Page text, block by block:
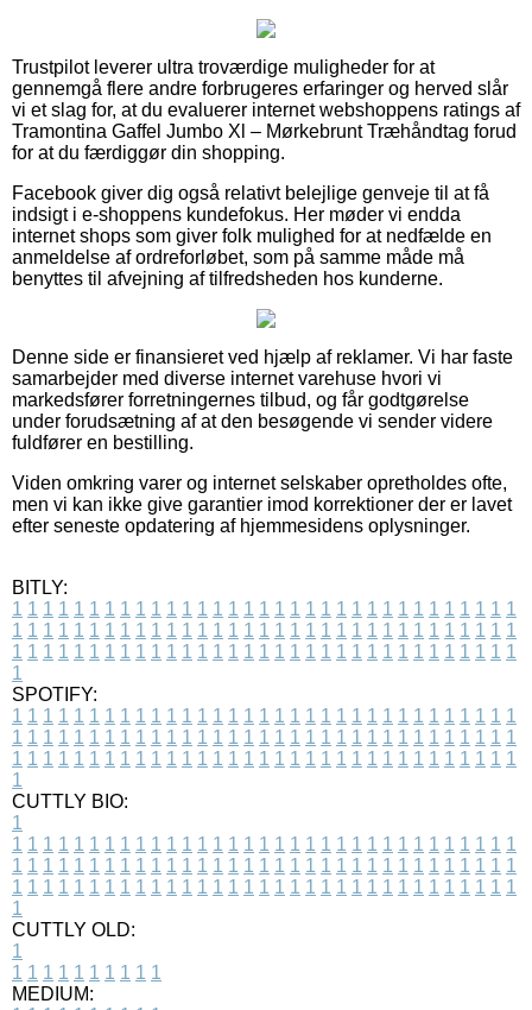
Trustpilot leverer ultra troværdige muligheder for at
gennemgå flere andre forbrugeres erfaringer og herved slår
vi et slag for, at du evaluerer internet webshoppens ratings af
Tramontina Gaffel Jumbo Xl – Mørkebrunt Træhåndtag forud
for at du færdiggør din shopping.
Facebook giver dig også relativt belejlige genveje til at få
indsigt i e-shoppens kundefokus. Her møder vi endda
internet shops som giver folk mulighed for at nedfælde en
anmeldelse af ordreforløbet, som på samme måde må
benyttes til afvejning af tilfredsheden hos kunderne.
Denne side er finansieret ved hjælp af reklamer. Vi har faste
samarbejder med diverse internet varehuse hvori vi
markedsfører forretningernes tilbud, og får godtgørelse
under forudsætning af at den besøgende vi sender videre
fuldfører en bestilling.
Viden omkring varer og internet selskaber opretholdes ofte,
men vi kan ikke give garantier imod korrektioner der er lavet
efter seneste opdatering af hjemmesidens oplysninger.
BITLY:
1 1 1 1 1 1 1 1 1 1 1 1 1 1 1 1 1 1 1 1 1 1 1 1 1 1 1 1 1 1 1 1 1
1 1 1 1 1 1 1 1 1 1 1 1 1 1 1 1 1 1 1 1 1 1 1 1 1 1 1 1 1 1 1 1 1
1 1 1 1 1 1 1 1 1 1 1 1 1 1 1 1 1 1 1 1 1 1 1 1 1 1 1 1 1 1 1 1 1
1
SPOTIFY:
1 1 1 1 1 1 1 1 1 1 1 1 1 1 1 1 1 1 1 1 1 1 1 1 1 1 1 1 1 1 1 1 1
1 1 1 1 1 1 1 1 1 1 1 1 1 1 1 1 1 1 1 1 1 1 1 1 1 1 1 1 1 1 1 1 1
1 1 1 1 1 1 1 1 1 1 1 1 1 1 1 1 1 1 1 1 1 1 1 1 1 1 1 1 1 1 1 1 1
1
CUTTLY BIO:
1
1 1 1 1 1 1 1 1 1 1 1 1 1 1 1 1 1 1 1 1 1 1 1 1 1 1 1 1 1 1 1 1 1
1 1 1 1 1 1 1 1 1 1 1 1 1 1 1 1 1 1 1 1 1 1 1 1 1 1 1 1 1 1 1 1 1
1 1 1 1 1 1 1 1 1 1 1 1 1 1 1 1 1 1 1 1 1 1 1 1 1 1 1 1 1 1 1 1 1
1
CUTTLY OLD:
1
1 1 1 1 1 1 1 1 1 1
MEDIUM: